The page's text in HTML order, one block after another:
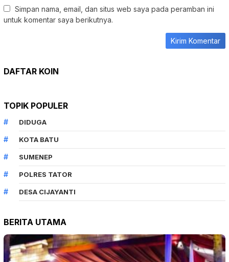
Simpan nama, email, dan situs web saya pada peramban ini
untuk komentar saya berikutnya.
DAFTAR KOIN
TOPIK POPULER
DIDUGA
KOTA BATU
SUMENEP
POLRES TATOR
DESA CIJAYANTI
BERITA UTAMA